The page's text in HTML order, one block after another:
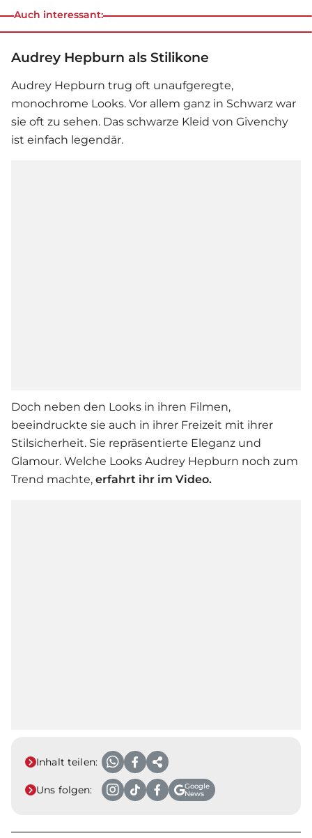
Auch interessant:
Audrey Hepburn als Stilikone
Audrey Hepburn trug oft unaufgeregte,
monochrome Looks. Vor allem ganz in Schwarz war
sie oft zu sehen. Das schwarze Kleid von Givenchy
ist einfach legendär.
Doch neben den Looks in ihren Filmen,
beeindruckte sie auch in ihrer Freizeit mit ihrer
Stilsicherheit. Sie repräsentierte Eleganz und
Glamour. Welche Looks Audrey Hepburn noch zum
Trend machte, erfahrt ihr im Video.
Inhalt teilen:
Uns folgen:
Google
News